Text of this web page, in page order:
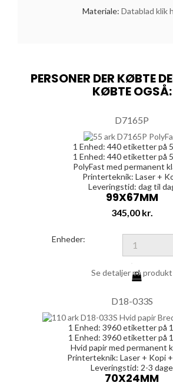
Materiale: Datablad klik
PERSONER DER KØBTE
KØBTE OGSÅ:
D7165P
1 Enhed: 440etiketter på
1 Enhed: 440etiketter på
PolyFast med permanent
Printerteknik: Laser +
Leveringstid: dag til
99X67MM
Pris
345,00 kr.
Enheder:
Se detaljer på produkt
D18-033S
1 Enhed: 3960etiketter på
1 Enhed: 3960etiketter på
Hvid papir med permanent
Printerteknik: Laser + Kopi
Leveringstid: 2-3 dage
70X24MM